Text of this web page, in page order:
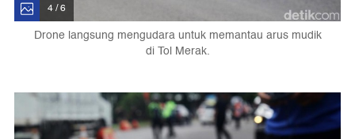
4 / 6
Drone langsung mengudara untuk memantau arus mudik
di Tol Merak.